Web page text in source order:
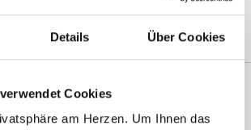
Details Über Cookies
Cookies
am Herzen. Um Ihnen das